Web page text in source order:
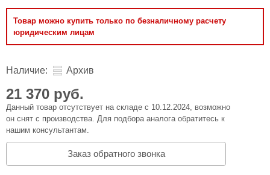
Товар можно купить только по безналичному расчету
юридическим лицам
Наличие: Архив
21 370 руб.
Данный товар отсутствует на складе с 10.12.2024, возможно
он снят с производства. Для подбора аналога обратитесь к
нашим консультантам.
Заказ обратного звонка